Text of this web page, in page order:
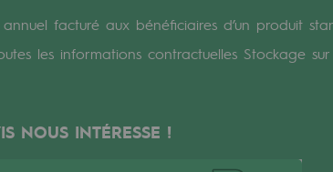
et ouverte
facturé aux bénéficiaires d’un produit
les informations contractuelles Stockage
NOUS INTÉRESSE !